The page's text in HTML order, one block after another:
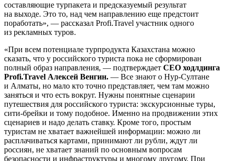
составляющие турпакета и предсказуемый результат
на выходе. Это то, над чем направлению еще предстоит
поработать», — рассказал Profi.Travel участник одного
из рекламных туров.
«При всем потенциале турпродукта Казахстана можно
сказать, что у российского туриста пока не сформирован
полный образ направления, — подтверждает CEO ходлдинга
Profi.Travel Алексей Венгин. — Все знают о Нур-Султане
и Алматы, но мало кто точно представляет, чем там можно
заняться и что есть вокруг. Нужны понятные сценарии
путешествия для российского туриста: экскурсионные туры,
сити-брейки и тому подобное. Именно на продвижении этих
сценариев и надо делать ставку. Кроме того, простым
туристам не хватает важнейшей информации: можно ли
расплачиваться картами, принимают ли рубли, ждут ли
россиян, не хватает знаний по основным вопросам
безопасности и инфраструктуры и многому другому. При